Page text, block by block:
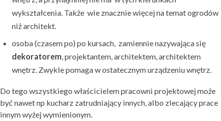
wykształcenia. Także wie znacznie więcej na temat ogrodów
niż architekt.
osoba (czasem po) po kursach, zamiennie nazywająca się
dekoratorem , projektantem, architektem, architektem
wnętrz. Zwykle pomaga w ostatecznym urządzeniu wnętrz.
Do tego wszystkiego właścicielem pracowni projektowej może
być nawet np kucharz zatrudniający innych, albo zlecający prace
innym wyżej wymienionym.